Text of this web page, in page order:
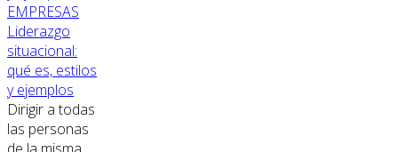
EMPRESAS
Liderazgo
situacional:
qué es, estilos
y ejemplos
Dirigir a todas
las personas